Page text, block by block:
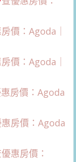
價：Agoda｜
價：Agoda｜
房價：Agoda
房價：Agoda
惠房價：